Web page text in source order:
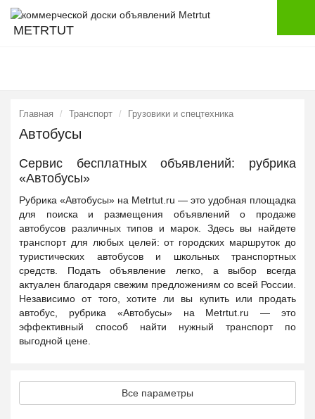
METRTUT
Главная Транспорт Грузовики и спецтехника
Автобусы
Сервис бесплатных объявлений: рубрика
«Автобусы»
Рубрика «Автобусы» на Metrtut.ru — это удобная площадка
для поиска и размещения объявлений о продаже
автобусов различных типов и марок. Здесь вы найдете
транспорт для любых целей: от городских маршруток до
туристических автобусов и школьных транспортных
средств. Подать объявление легко, а выбор всегда
актуален благодаря свежим предложениям со всей России.
Независимо от того, хотите ли вы купить или продать
автобус, рубрика «Автобусы» на Metrtut.ru — это
эффективный способ найти нужный транспорт по
выгодной цене.
Все параметры